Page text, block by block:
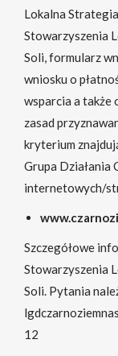
Lokalna
Stowarzyszenia
Soli, formularz
wniosku o
wsparcia a
zasad
kryterium
Grupa Działania
internetowych/
Szczegółowe
Stowarzyszenia
Soli. Pytania
12